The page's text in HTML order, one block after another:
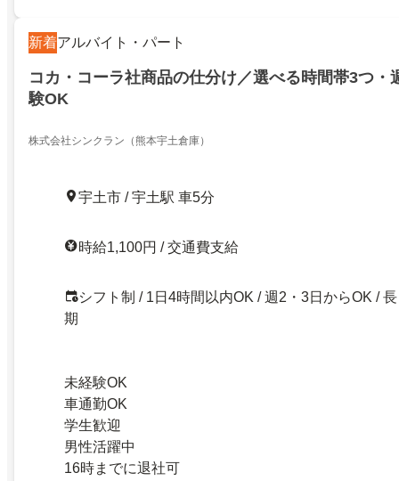
新着アルバイト・パート
コカ・コーラ社商品の仕分け／選べる時間帯3つ・
験OK
株式会社シンクラン（熊本宇土倉庫）
宇土市 / 宇土駅 車5分
時給1,100円 / 交通費支給
シフト制 / 1日4時間以内OK / 週2・3日からOK / 長
期
未経験OK
車通勤OK
学生歓迎
男性活躍中
16時までに退社可